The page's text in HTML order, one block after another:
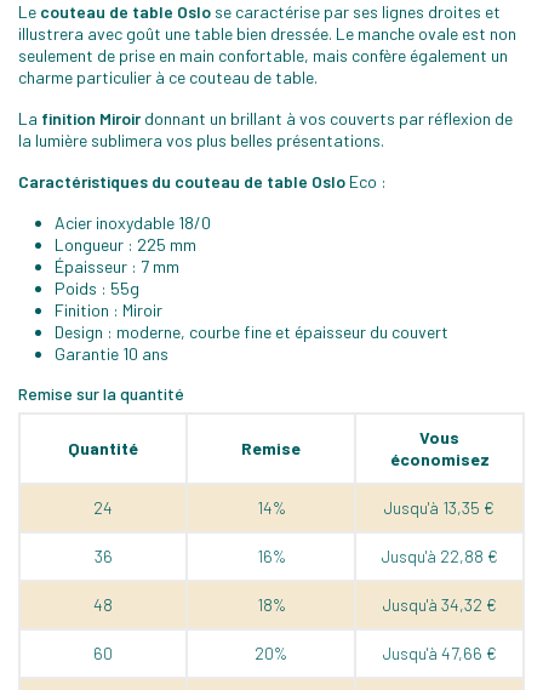
Le couteau de table Oslo se caractérise par ses lignes droites et
illustrera avec goût une table bien dressée. Le manche ovale est non
seulement de prise en main confortable, mais confère également un
charme particulier à ce couteau de table.
La finition Miroirdonnant un brillant à vos couverts par réflexion de
la lumière sublimera vos plus belles présentations.
Caractéristiques du couteau de table Oslo Eco :
Acier inoxydable 18/0
Longueur : 225 mm
Épaisseur : 7 mm
Poids : 55g
Finition : Miroir
Design : moderne, courbe fine et épaisseur du couvert
Garantie 10 ans
Remise sur la quantité
Quantité Remise
Vous
économisez
24 14% Jusqu'à 13,35 €
36 16% Jusqu'à 22,88 €
48 18% Jusqu'à 34,32 €
60 20% Jusqu'à 47,66 €